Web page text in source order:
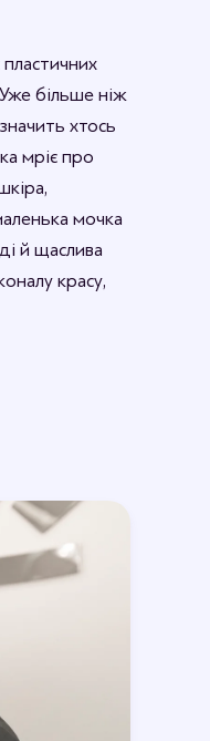
більше ніж
хтось
мріє про
мочка
й щаслива
красу,